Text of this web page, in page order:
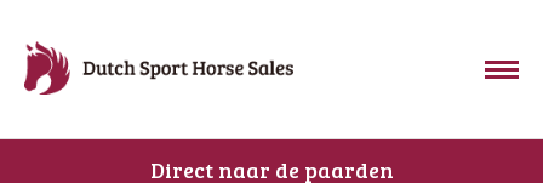
Direct naar de paarden